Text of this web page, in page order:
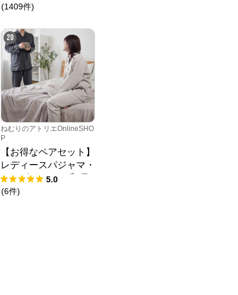
(1409件)
20
ねむりのアトリエOnlineSHO
P
【お得なペアセット】
レディースパジャマ・
メンズパジャマ/和晒
し2重ガーゼ
5.0
(6件)